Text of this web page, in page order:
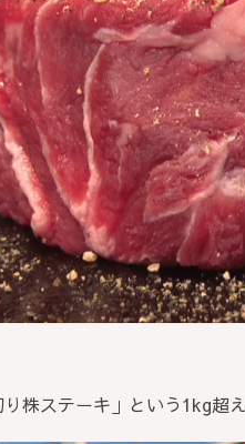
株ステーキ」という1kg超